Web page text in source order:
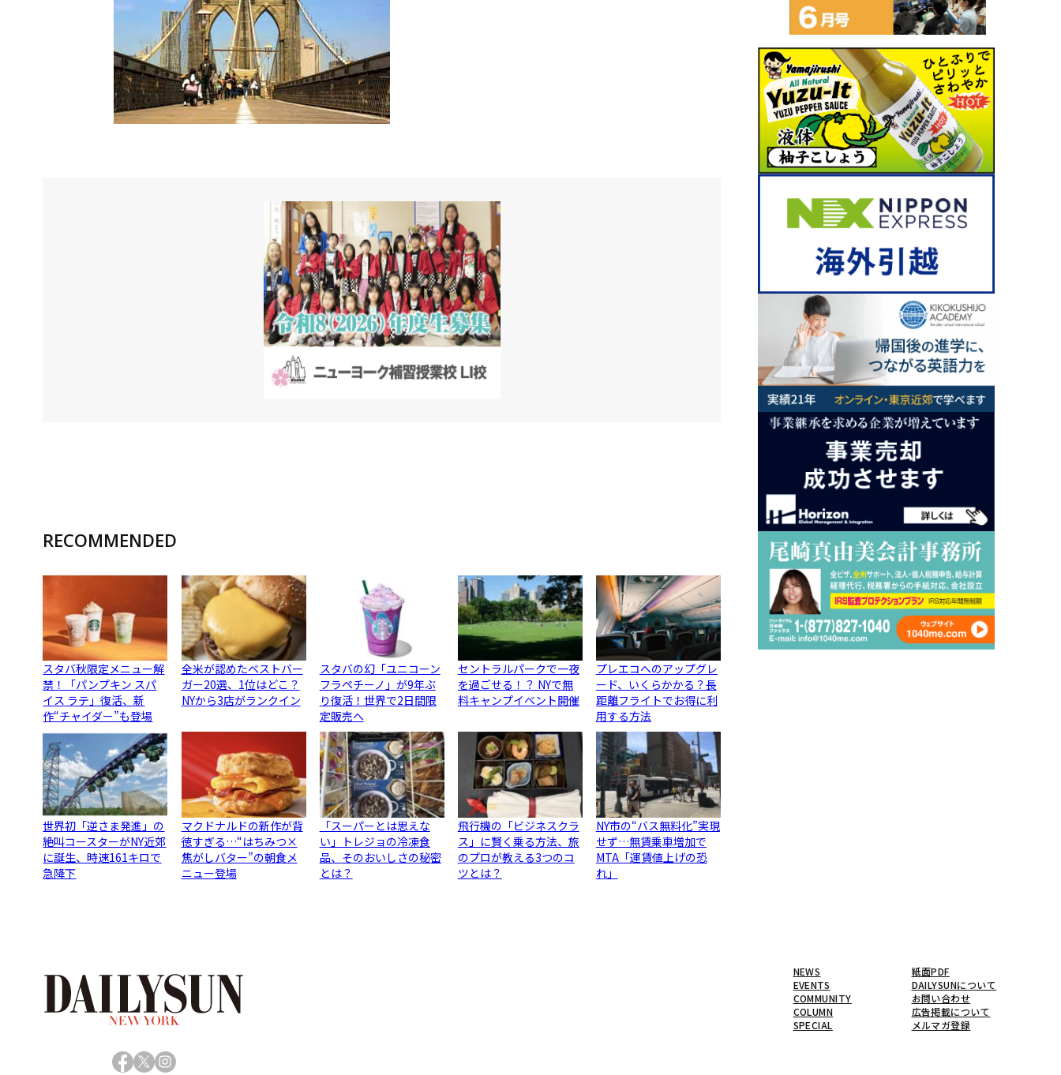
RECOMMENDED
スタバ秋限定メニュー解
禁！「パンプキン スパ
イス ラテ」復活、新
作“チャイダー”も登場
全米が認めたベストバー
ガー20選、1位はどこ？
NYから3店がランクイン
スタバの幻「ユニコーン
フラペチーノ」が9年ぶ
り復活！世界で2日間限
定販売へ
セントラルパークで一夜
を過ごせる！？ NYで無
料キャンプイベント開催
プレエコへのアップグレ
ード、いくらかかる？長
距離フライトでお得に利
用する方法
世界初「逆さま発進」の
絶叫コースターがNY近郊
に誕生、時速161キロで
急降下
マクドナルドの新作が背
徳すぎる…“はちみつ×
焦がしバター”の朝食メ
ニュー登場
「スーパーとは思えな
い」トレジョの冷凍食
品、そのおいしさの秘密
とは？
飛行機の「ビジネスクラ
ス」に賢く乗る方法、旅
のプロが教える3つのコ
ツとは？
NY市の“バス無料化”実現
せず…無賃乗車増加で
MTA「運賃値上げの恐
れ」
Facebook
X Instagram
NEWS
EVENTS
COMMUNITY
COLUMN
SPECIAL
紙面PDF
DAILYSUNについて
お問い合わせ
広告掲載について
メルマガ登録